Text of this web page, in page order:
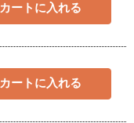
カートに入れる
カートに入れる